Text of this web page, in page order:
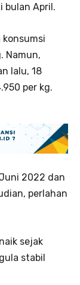
bulan April.
Namun,
lalu, 18
per kg.
2022 dan
perlahan
sejak
stabil